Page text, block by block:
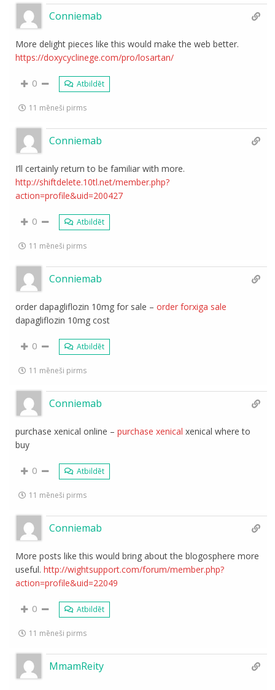
Conniemab
More delight pieces like this would make the web better.
https://doxycyclinege.com/pro/losartan/
0 Atbildēt
11 mēneši pirms
Conniemab
I’ll certainly return to be familiar with more.
http://shiftdelete.10tl.net/member.php?
action=profile&uid=200427
0 Atbildēt
11 mēneši pirms
Conniemab
order dapagliflozin 10mg for sale –order forxiga sale
dapagliflozin 10mg cost
0 Atbildēt
11 mēneši pirms
Conniemab
purchase xenical online –purchase xenical xenical where to
buy
0 Atbildēt
11 mēneši pirms
Conniemab
More posts like this would bring about the blogosphere more
useful.http://wightsupport.com/forum/member.php?
action=profile&uid=22049
0 Atbildēt
11 mēneši pirms
MmamReity